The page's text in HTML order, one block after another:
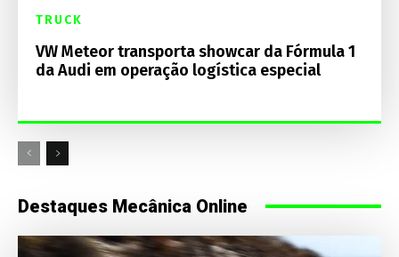
TRUCK
VW Meteor transporta showcar da Fórmula 1
da Audi em operação logística especial
Destaques Mecânica Online